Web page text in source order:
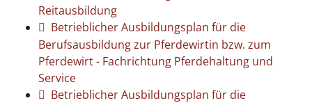
Reitausbildung
Betrieblicher Ausbildungsplan für die
Berufsausbildung zur Pferdewirtin bzw. zum
Pferdewirt - Fachrichtung Pferdehaltung und
Service
Betrieblicher Ausbildungsplan für die